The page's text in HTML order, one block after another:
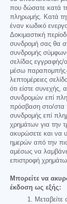
που δώσατε κατά
πληρωμής. Κατά
έναν κωδικό
Δοκιμαστική
συνδρομή σας θα
συνδρομής
σελίδας εγγραφής/
μέσω παραπομπής·
λεπτομέρειες
ότι είστε συνεχής,
συνδρομών επί
πρόσβαση στο/στα
συνδρομής επί
χρημάτων για την
ακυρώσετε και να
ημερών από την
αμέσως να
επιστροφή
Μπορείτε να
έκδοση ως εξής:
Μεταβείτε